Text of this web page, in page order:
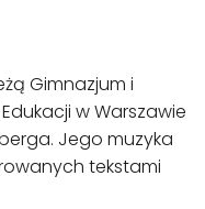
Gimnazjum i
w Warszawie
Jego muzyka
tekstami